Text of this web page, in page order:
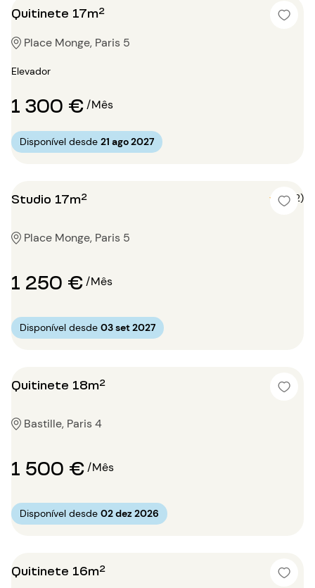
Quitinete 17m²
Place Monge, Paris 5
Elevador
1 300 €/Mês
Disponível desde 21 ago 2027
Studio 17m² 5 (2)
Place Monge, Paris 5
1 250 €/Mês
Disponível desde 03 set 2027
Quitinete 18m²
Bastille, Paris 4
1 500 €/Mês
Disponível desde 02 dez 2026
Quitinete 16m²